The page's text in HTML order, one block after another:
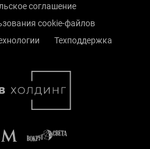
соглашение
cookie-файлов
Техподдержка